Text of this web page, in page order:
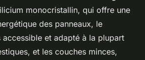
monocristallin, qui offre une
des panneaux, le
et adapté à la plupart
et les couches minces,